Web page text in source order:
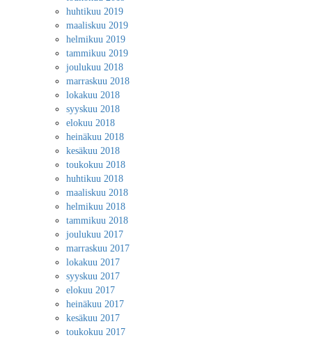
huhtikuu 2019
maaliskuu 2019
helmikuu 2019
tammikuu 2019
joulukuu 2018
marraskuu 2018
lokakuu 2018
syyskuu 2018
elokuu 2018
heinäkuu 2018
kesäkuu 2018
toukokuu 2018
huhtikuu 2018
maaliskuu 2018
helmikuu 2018
tammikuu 2018
joulukuu 2017
marraskuu 2017
lokakuu 2017
syyskuu 2017
elokuu 2017
heinäkuu 2017
kesäkuu 2017
toukokuu 2017